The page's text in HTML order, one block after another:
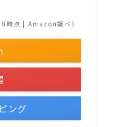
点 | Amazon調べ）
ング